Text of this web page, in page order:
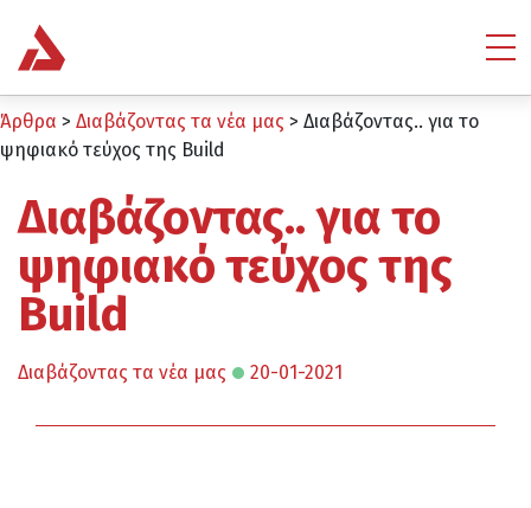
Άρθρα > Διαβάζοντας τα νέα μας > Διαβάζοντας.. για το
ψηφιακό τεύχος της Build
Διαβάζοντας.. για το
ψηφιακό τεύχος της
Build
Διαβάζοντας τα νέα μας 20-01-2021